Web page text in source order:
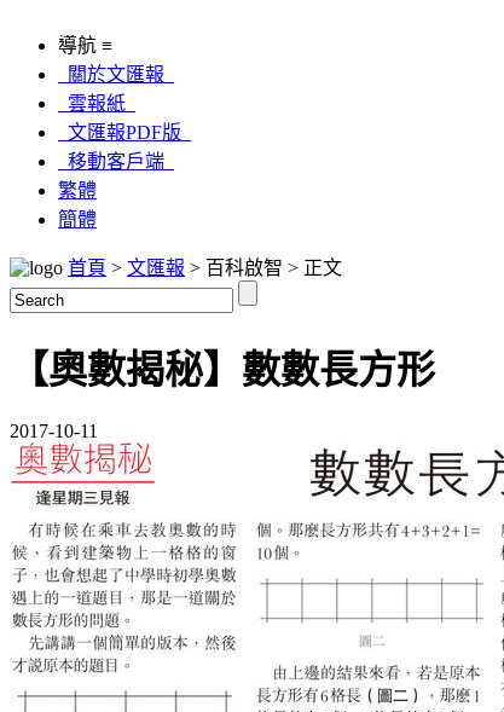
導航 ≡
關於文匯報
雲報紙
文匯報PDF版
移動客戶端
繁體
簡體
首頁 > 文匯報 > 百科啟智 > 正文
【奧數揭秘】數數長方形
2017-10-11